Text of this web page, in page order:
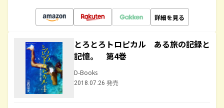
詳細を見る
とろとろトロピカル ある旅の記録と
記憶。 第4巻
D-Books
2018.07.26 発売